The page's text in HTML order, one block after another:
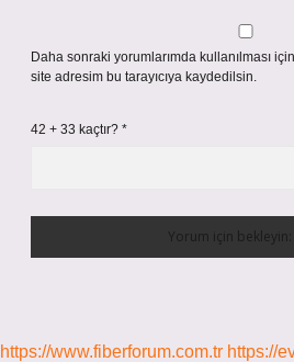
Daha sonraki yorumlarımda kullanılması
site adresim bu tarayıcıya kaydedilsin.
42 + 33 kaçtır? *
https://www.fiberforum.com.tr https://